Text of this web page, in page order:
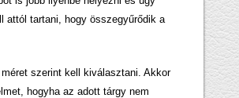
attól tartani, hogy összegyűrődik a
szerint kell kiválasztani. Akkor
hogyha az adott tárgy nem